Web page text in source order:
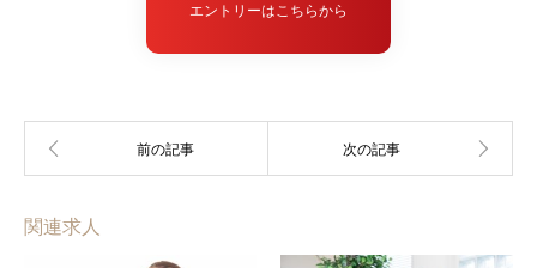
エントリーはこちらから
関連求人